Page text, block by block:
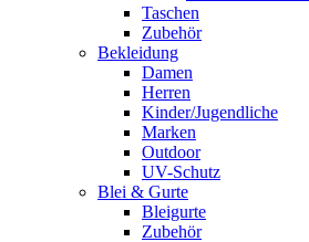
Taschen
Zubehör
Bekleidung
Damen
Herren
Kinder/Jugendliche
Marken
Outdoor
UV-Schutz
Blei & Gurte
Bleigurte
Zubehör